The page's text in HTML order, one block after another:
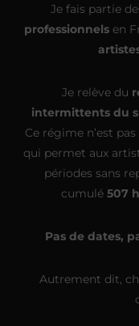
Je fais partie
professionnelsen
Je relève du
intermittents du
Ce régime n’est
qui permet aux
périodes sans
cumulé 507
Pas de dates,
Autrement dit,